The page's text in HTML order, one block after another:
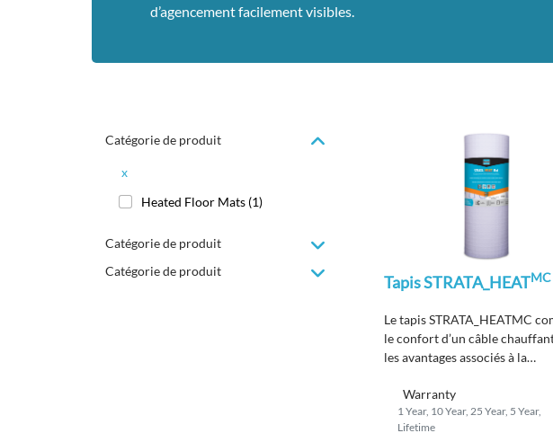
d’agencement facilement visibles.
Catégorie de produit
x
Heated Floor Mats (1)
Catégorie de produit
Catégorie de produit
Tapis STRATA_HEATMC
Le tapis STRATA_HEATMC
le confort d’un câble
les avantages associés à la
_MATMC.
Warranty
1 Year, 10 Year, 25 Year, 5 Year,
Lifetime